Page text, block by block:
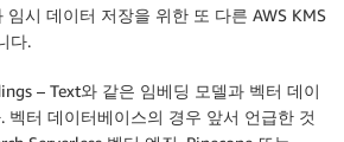
임시 데이터 저장을 위한 또 다른 AWS KMS
다.
– Text와 같은 임베딩 모델과 벡터 데이
벡터 데이터베이스의 경우 앞서 언급한 것